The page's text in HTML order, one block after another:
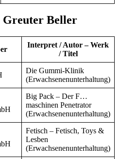
Greuter Beller
Interpret / Autor – Werk
/ Titel
Die Gummi-Klinik
(Erwachsenenunterhaltung)
Big Pack – Der F…
maschinen Penetrator
(Erwachsenenunterhaltung)
Fetisch – Fetisch, Toys &
Lesben
(Erwachsenenunterhaltung)